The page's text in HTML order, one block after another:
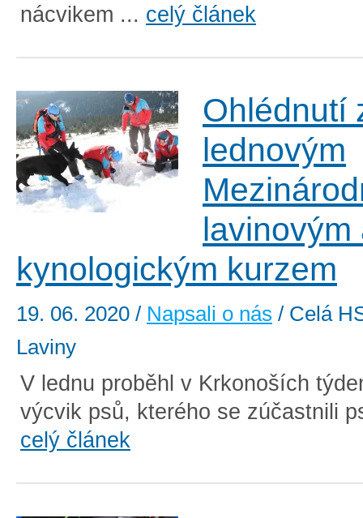
nácvikem ... celý článek
Ohlédnutí
lednovým
lavinovým
kynologickým kurzem
19. 06. 2020 / Napsali o nás / Celá
Laviny
V lednu proběhl v Krkonoších
výcvik psů, kterého se zúčastnili
celý článek